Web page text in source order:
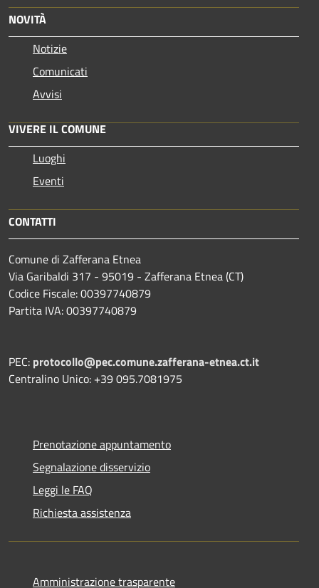
NOVITÀ
Notizie
Comunicati
Avvisi
VIVERE IL COMUNE
Luoghi
Eventi
CONTATTI
Comune di Zafferana Etnea
Via Garibaldi 317 - 95019 - Zafferana Etnea (CT)
Codice Fiscale: 00397740879
Partita IVA: 00397740879
PEC: protocollo@pec.comune.zafferana-etnea.ct.it
Centralino Unico: +39 095.7081975
Prenotazione appuntamento
Segnalazione disservizio
Leggi le FAQ
Richiesta assistenza
Amministrazione trasparente